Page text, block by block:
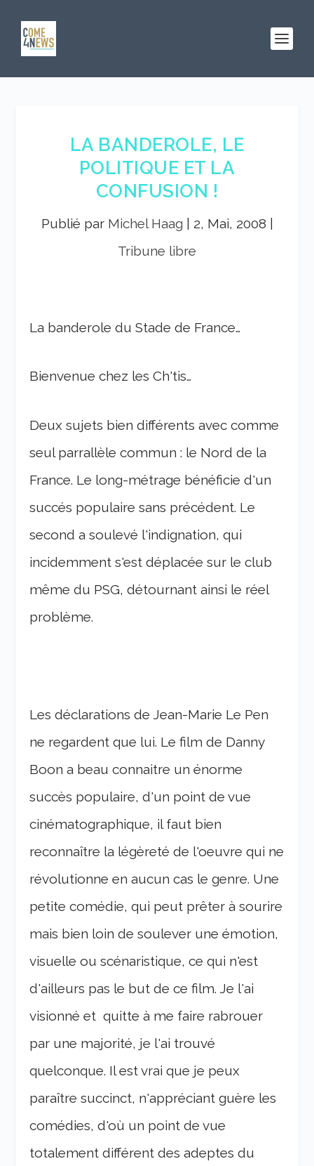
LA BANDEROLE, LE
POLITIQUE ET LA
CONFUSION !
Publié par Michel Haag 2, Mai, 2008
Tribune libre
La banderole du Stade de France…
Bienvenue chez les Ch'tis…
Deux sujets bien différents avec comme
seul parrallèle commun : le Nord de la
France. Le long-métrage bénéficie d'un
succés populaire sans précédent. Le
second a soulevé l'indignation, qui
incidemment s'est déplacée sur le club
même du PSG, détournant ainsi le réel
problème.
Les déclarations de Jean-Marie Le Pen
ne regardent que lui. Le film de Danny
Boon a beau connaitre un énorme
succès populaire, d'un point de vue
cinématographique, il faut bien
reconnaître la légèreté de l'oeuvre qui ne
révolutionne en aucun cas le genre. Une
petite comédie, qui peut prêter à sourire
mais bien loin de soulever une émotion,
visuelle ou scénaristique, ce qui n'est
d'ailleurs pas le but de ce film. Je l'ai
visionné et quitte à me faire rabrouer
par une majorité, je l'ai trouvé
quelconque. Il est vrai que je peux
paraître succinct, n'appréciant guère les
comédies, d'où un point de vue
totalement différent des adeptes du